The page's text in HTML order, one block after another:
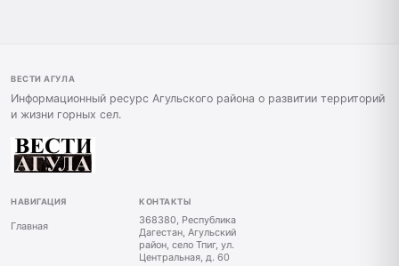
ВЕСТИ АГУЛА
Информационный ресурс Агульского района о развитии территорий
и жизни горных сел.
НАВИГАЦИЯ
Главная
КОНТАКТЫ
368380, Республика
Дагестан, Агульский
район, село Тпиг, ул.
Центральная, д. 60